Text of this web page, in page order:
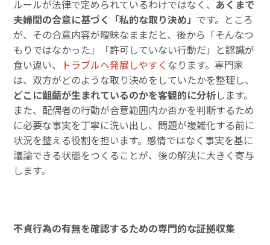
ルールが法律で定められているわけではなく、 あくまで
夫婦間の合意に基づく「私的な取り決め」 です。ところ
が、その合意内容が曖昧なままだと、後から「そんなつ
もりではなかった」「許可していない行動だ」と認識が
食い違い、
トラブルへ発展しやすく なります。専門家
は、双方がどのような取り決めをしていたかを整理し、
どこに齟齬が生まれているのかを客観的に分析します。
また、配偶者の行動が合意範囲内か否かを判断するため
に必要な事実を丁寧に洗い出し、問題が複雑化する前に
状況を整える役割を担います。感情ではなく事実を基に
議論できる状態をつくることが、後の解決に大きく寄与
します。
不貞行為の有無を確認するための専門的な証拠収集